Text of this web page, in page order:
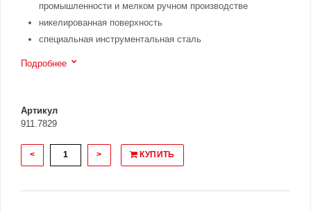
промышленности и мелком ручном производстве
никелированная поверхность
специальная инструментальная сталь
Подробнее
Артикул
911.7829
< > КУПИТЬ